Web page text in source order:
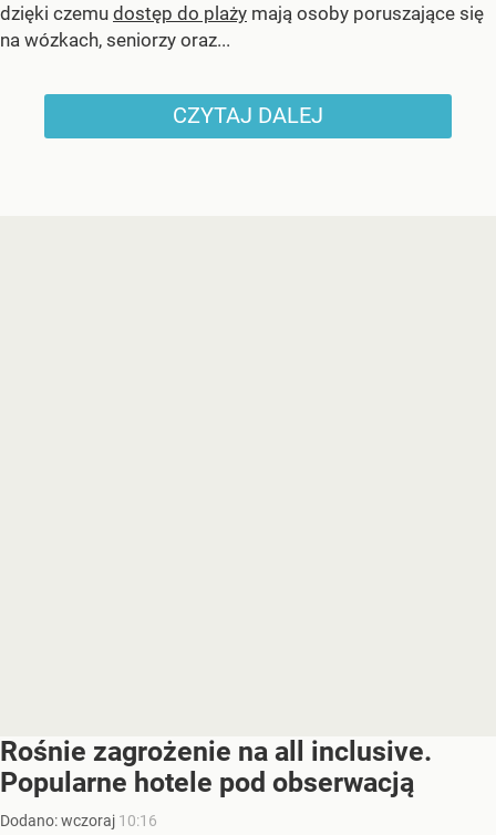
dzięki czemu dostęp do plaży mają osoby poruszające się
na wózkach, seniorzy oraz...
CZYTAJ DALEJ
Rośnie zagrożenie na all inclusive.
Popularne hotele pod obserwacją
Dodano:wczoraj 10:16